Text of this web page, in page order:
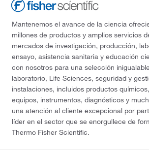
Mantenemos el avance de la ciencia
millones de productos y amplios servicios
mercados de investigación, producción,
ensayo, asistencia sanitaria y educación
con nosotros para una selección
laboratorio, Life Sciences, seguridad y
instalaciones, incluidos productos
equipos, instrumentos, diagnósticos y
una atención al cliente excepcional por
líder en el sector que se enorgullece de
Thermo Fisher Scientific.